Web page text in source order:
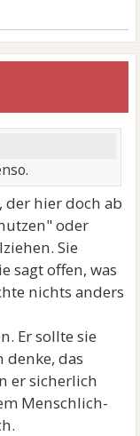
der hier doch ab
oder
Sie
sagt offen, was
nichts anders
Er sollte sie
das
er sicherlich
Menschlich-